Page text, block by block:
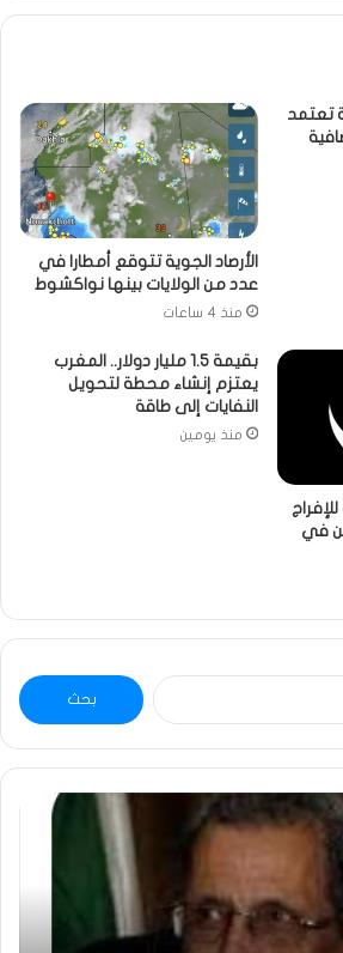
تعتمد
الأرصاد الجوية تتوقع أمطارا في
عدد من الولايات بينها نواكشوط
منذ 4 ساعات
في
بقيمة 1.5 مليار دولار.. المغرب
يعتزم إنشاء محطة لتحويل
النفايات إلى طاقة
منذ يومين
البحث
عن: